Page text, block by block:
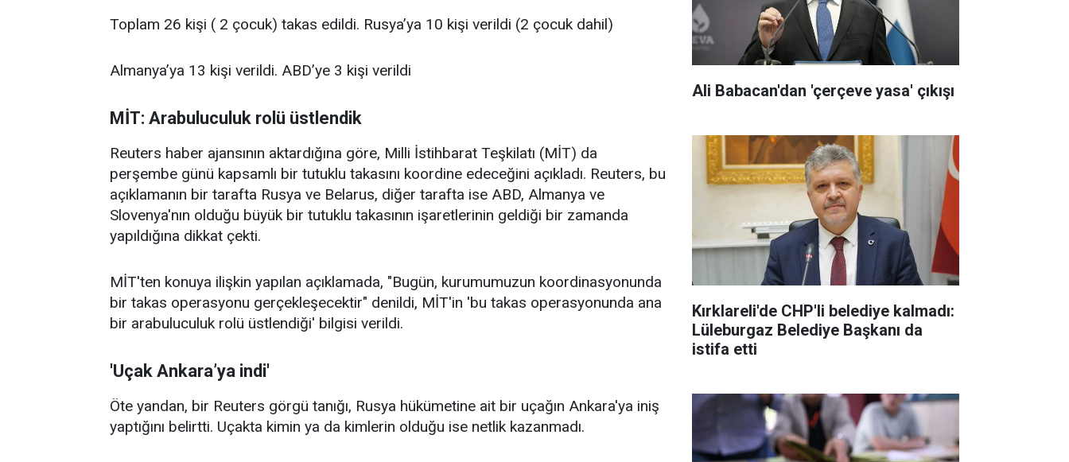
Toplam 26 kişi ( 2 çocuk) takas edildi. Rusya’ya 10 kişi verildi (2 çocuk dahil)
Almanya’ya 13 kişi verildi. ABD’ye 3 kişi verildi
MİT: Arabuluculuk rolü üstlendik
Reuters haber ajansının aktardığına göre, Milli İstihbarat Teşkilatı (MİT) da
perşembe günü kapsamlı bir tutuklu takasını koordine edeceğini açıkladı. Reuters, bu
açıklamanın bir tarafta Rusya ve Belarus, diğer tarafta ise ABD, Almanya ve
Slovenya'nın olduğu büyük bir tutuklu takasının işaretlerinin geldiği bir zamanda
yapıldığına dikkat çekti.
MİT'ten konuya ilişkin yapılan açıklamada, "Bugün, kurumumuzun koordinasyonunda
bir takas operasyonu gerçekleşecektir" denildi, MİT'in 'bu takas operasyonunda ana
bir arabuluculuk rolü üstlendiği' bilgisi verildi.
'Uçak Ankara’ya indi'
Öte yandan, bir Reuters görgü tanığı, Rusya hükümetine ait bir uçağın Ankara'ya iniş
yaptığını belirtti. Uçakta kimin ya da kimlerin olduğu ise netlik kazanmadı.
Ali Babacan'dan 'çerçeve yasa' çıkışı
Kırklareli'de CHP'li belediye kalmadı:
Lüleburgaz Belediye Başkanı da
istifa etti